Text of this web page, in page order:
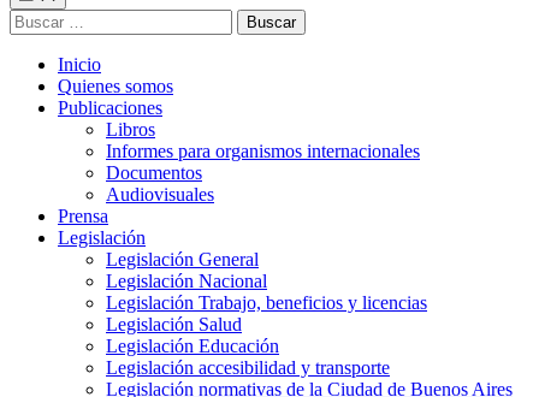
Menu
Buscar
para:
Inicio
Quienes somos
Publicaciones
Libros
Informes para organismos internacionales
Documentos
Audiovisuales
Prensa
Legislación
Legislación General
Legislación Nacional
Legislación Trabajo, beneficios y licencias
Legislación Salud
Legislación Educación
Legislación accesibilidad y transporte
Legislación normativas de la Ciudad de Buenos Aires